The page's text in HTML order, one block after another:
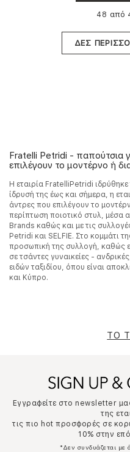
48 από
ΔΕΣ
Fratelli Petridi - παπούτσια
επιλέγουν το μοντέρνο ή
Η εταιρία FratelliPetridi
ίδρυσή της έως και σήμερα, η
άντρες που επιλέγουν το
περίπτωση ποιοτικό στυλ, μέσα
Brands καθώς και με τις
Petridi και SELFIE. Στο κομμάτι
προσωπική της συλλογή, καθώς
σε τσάντες γυναικείες -
ειδών ταξιδίου, όπου είναι
και Κύπρο.
TO
Εγγραφείτε στο newsletter
της
τις πιο hot προσφορές σε
10% στην
*Δεν συνδυάζεται με